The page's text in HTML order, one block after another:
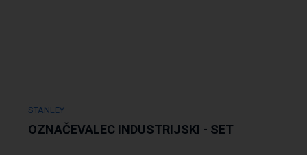
STANLEY
OZNAČEVALEC INDUSTRIJSKI - SET